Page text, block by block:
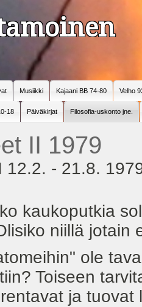
Musiikki Kajaani BB 74-80 Velho
18 Päiväkirjat Filosofia-uskonto jne.
II 1979
12.2. - 21.8.
kaukoputkia
niillä jotain
ole
Toiseen
ja